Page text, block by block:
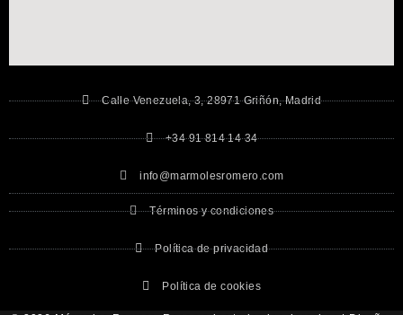
Calle Venezuela, 3, 28971 Griñón, Madrid
+34 91 814 14 34
info@marmolesromero.com
Términos y condiciones
Política de privacidad
Política de cookies